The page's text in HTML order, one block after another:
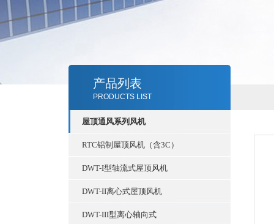
产品列表
PRODUCTS LIST
屋顶通风系列风机
RTC铝制屋顶风机（含3C）
DWT-I型轴流式屋顶风机
DWT-II离心式屋顶风机
DWT-III型离心轴向式